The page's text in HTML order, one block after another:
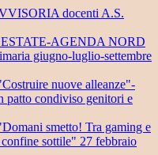
docenti A.S.
AGENDA NORD
giugno-luglio-settembre
nuove alleanze"-
patto condiviso genitori e
smetto! Tra gaming e
sottile" 27 febbraio